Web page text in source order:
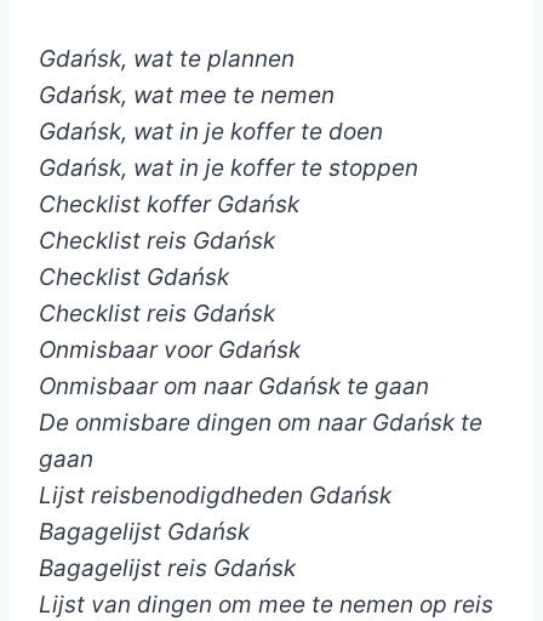
Gdańsk, wat te plannen
Gdańsk, wat mee te nemen
Gdańsk, wat in je koffer te doen
Gdańsk, wat in je koffer te stoppen
Checklist koffer Gdańsk
Checklist reis Gdańsk
Checklist Gdańsk
Checklist reis Gdańsk
Onmisbaar voor Gdańsk
Onmisbaar om naar Gdańsk te gaan
De onmisbare dingen om naar Gdańsk te
gaan
Lijst reisbenodigdheden Gdańsk
Bagagelijst Gdańsk
Bagagelijst reis Gdańsk
Lijst van dingen om mee te nemen op reis